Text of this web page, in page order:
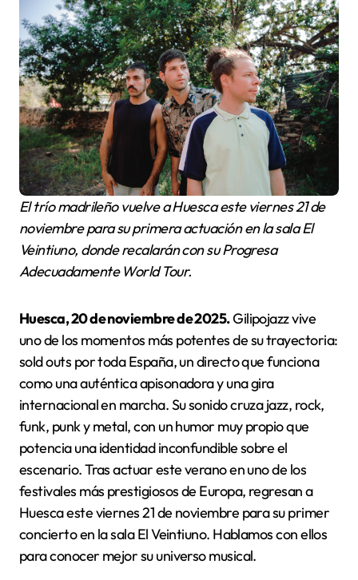
El trío madrileño vuelve a Huesca este viernes 21 de
noviembre para su primera actuación en la sala El
Veintiuno, donde recalarán con su Progresa
Adecuadamente World Tour.
Huesca, 20 de noviembre de 2025.Gilipojazz vive
uno de los momentos más potentes de su trayectoria:
sold outs por toda España, un directo que funciona
como una auténtica apisonadora y una gira
internacional en marcha. Su sonido cruza jazz, rock,
funk, punk y metal, con un humor muy propio que
potencia una identidad inconfundible sobre el
escenario. Tras actuar este verano en uno de los
festivales más prestigiosos de Europa, regresan a
Huesca este viernes 21 de noviembre para su primer
concierto en la sala El Veintiuno. Hablamos con ellos
para conocer mejor su universo musical.